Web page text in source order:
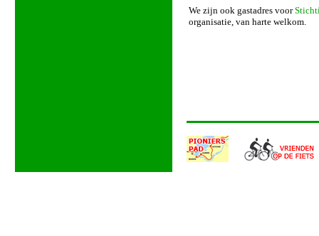
We zijn ook gastadres voor
organisatie, van harte welkom.